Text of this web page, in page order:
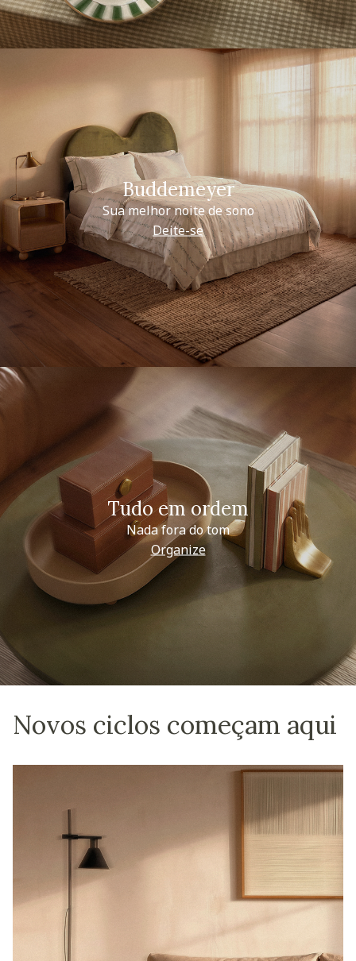
Buddemeyer
Sua melhor noite de sono
Deite-se
Tudo em ordem
Nada fora do tom
Organize
Novos ciclos começam aqui